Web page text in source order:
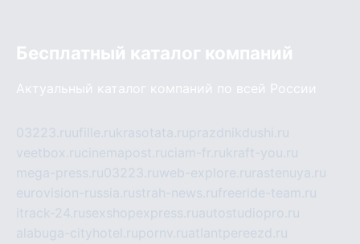
Бесплатный каталог компаний
Актуальный каталог компаний по всей России
03223.ruufille.rukrasotata.ruprazdnikdushi.ru
veetbox.rucinemapost.ruciam-fr.rukraft-you.ru
mega-press.ru03223.ruweb-explore.ru rastenuya.ru
eurovision-russia.rustrah-news.rufreeride-team.ru
itrack-24.rusexshopexpress.ruautostudiopro.ru
alabuga-cityhotel.rupornv.ruatlantpereezd.ru